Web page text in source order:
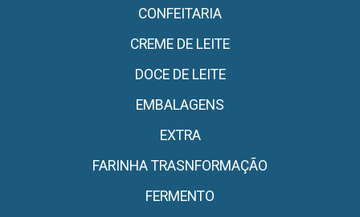
CONFEITARIA
CREME DE LEITE
DOCE DE LEITE
EMBALAGENS
EXTRA
FARINHA TRASNFORMAÇÃO
FERMENTO